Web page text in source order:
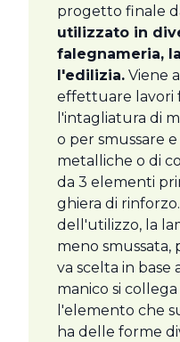
progetto finale
utilizzato in
falegnameria,
l'edilizia. Viene
effettuare lavori
l'intagliatura di
o per smussare
metalliche o di
da 3 elementi
ghiera di
dell'utilizzo, la
meno smussata,
va scelta in base
manico si
l'elemento che
ha delle forme